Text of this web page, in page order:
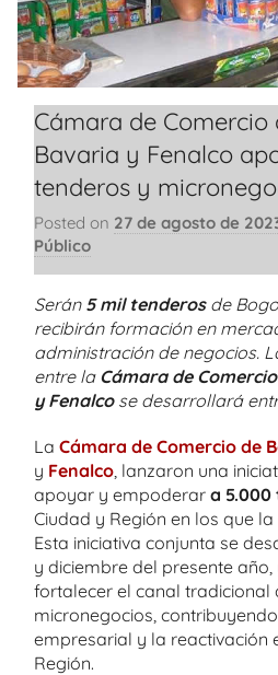
Cámara de Comercio
Bavaria y Fenalco
tenderos y
Posted on 27 de agosto de
Público
Serán 5 mil tenderosde
recibirán formación en
administración de negocios.
entre la Cámara de
y Fenalcose desarrollará
La Cámara de Comercio de
y Fenalco , lanzaron una
apoyar y empoderar a
Ciudad y Región en los que la
Esta iniciativa conjunta se
y diciembre del presente
fortalecer el canal tradicional
micronegocios,
empresarial y la reactivación
Región.